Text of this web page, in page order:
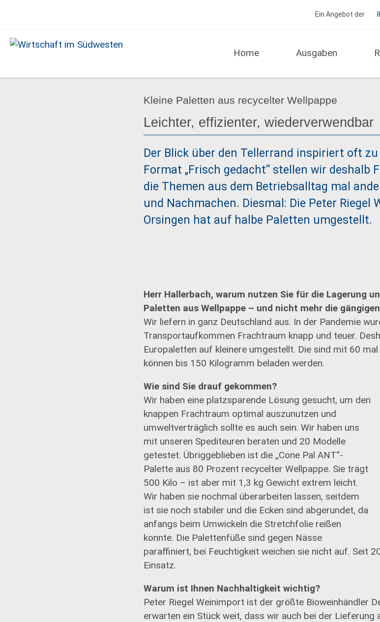
Ein Angebot der
Home Ausgaben
Service
Kleine Paletten aus recycelter Wellpappe
Leichter, effizienter, wiederverwendbar
Der Blick über den Tellerrand inspiriert oft
Format „Frisch gedacht“ stellen wir deshalb
die Themen aus dem Betriebsalltag mal
und Nachmachen. Diesmal: Die Peter Riegel
Orsingen hat auf halbe Paletten umgestellt.
Herr Hallerbach, warum nutzen Sie für die Lagerung
Paletten aus Wellpappe – und nicht mehr die
Wir liefern in ganz Deutschland aus. In der Pandemie
Transportaufkommen Frachtraum knapp und teuer.
Europaletten auf kleinere umgestellt. Die sind mit 60
können bis 150 Kilogramm beladen werden.
Wie sind Sie drauf gekommen?
Wir haben eine platzsparende Lösung gesucht, um den
knappen Frachtraum optimal auszunutzen und
umweltverträglich sollte es auch sein. Wir haben uns
mit unseren Spediteuren beraten und 20 Modelle
getestet. Übriggeblieben ist die „Cone Pal ANT“-
Palette aus 80 Prozent recycelter Wellpappe. Sie trägt
500 Kilo – ist aber mit 1,3 kg Gewicht extrem leicht.
Wir haben sie nochmal überarbeiten lassen, seitdem
ist sie noch stabiler und die Ecken sind abgerundet, da
anfangs beim Umwickeln die Stretchfolie reißen
konnte. Die Palettenfüße sind gegen Nässe
paraffiniert, bei Feuchtigkeit weichen sie nicht auf. Seit
Einsatz.
Warum ist Ihnen Nachhaltigkeit wichtig?
Peter Riegel Weinimport ist der größte Bioweinhändler
erwarten ein Stück weit, dass wir auch bei der Lieferung